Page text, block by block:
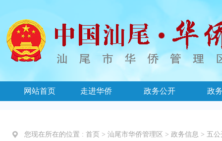
网站首页 走进华侨 政务公开 政
您现在所在的位置 : 首页 > 汕尾市华侨管理区 > 政务信息 > 五公